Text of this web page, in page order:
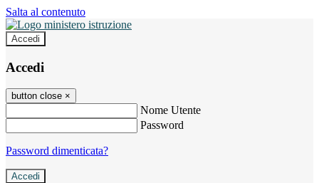
Salta al contenuto
Accedi
Accedi
button close ×
Nome Utente
Password
Password dimenticata?